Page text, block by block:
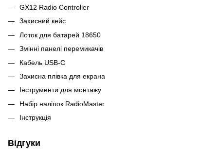
GX12 Radio Controller
Захисний кейс
Лоток для батарей 18650
Змінні панелі перемикачів
Кабель USB-C
Захисна плівка для екрана
Інструменти для монтажу
Набір наліпок RadioMaster
Інструкція
Відгуки